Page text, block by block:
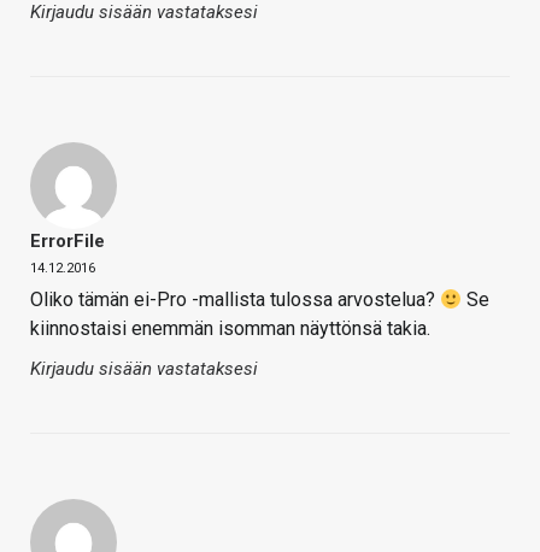
Kirjaudu sisään vastataksesi
ErrorFile
14.12.2016
Oliko tämän ei-Pro -mallista tulossa arvostelua?
Se
kiinnostaisi enemmän isomman näyttönsä takia.
Kirjaudu sisään vastataksesi